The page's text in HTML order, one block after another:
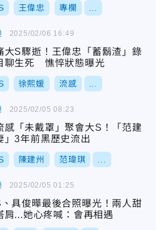
王偉忠 專欄
大S驟逝！王偉忠「蓄鬍渣」錄
聊生死 憔悴狀態曝光
徐熙媛 流感
2025/02/06 16:49
感「未戴罩」聚會大S！「范建
」3年前黑歷史流出
陳建州 范瑋琪
2025/02/05 08:23
具俊曄最後合照曝光！兩人甜
肩...她心疼喊：會再相遇
2025/02/05 01:25